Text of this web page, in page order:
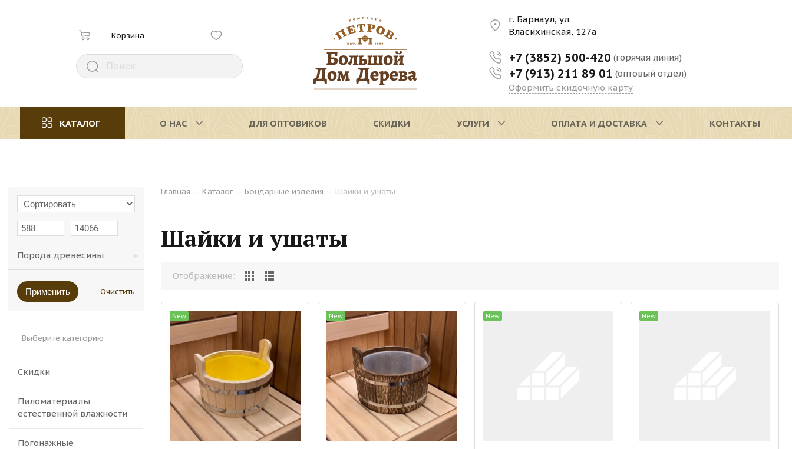
Корзина
г. Барнаул, ул.
Власихинская, 127а
+7 (3852) 500-420 (горячая линия)
+7 (913) 211 89 01 (оптовый отдел)
Оформить скидочную карту
КАТАЛОГ О НАС ДЛЯ ОПТОВИКОВ СКИДКИ УСЛУГИ ОПЛАТА И ДОСТАВКА КОНТАКТЫ
Выберите категорию
Скидки
Пиломатериалы
естественной влажности
Погонажные
Порода древесины
Применить Очистить
Главная — Каталог — Бондарные изделия — Шайки и ушаты
Шайки и ушаты
Отображение:
New New New New